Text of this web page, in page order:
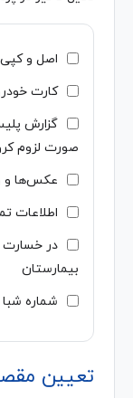
اصل و
کارت
گزارش
صورت لزوم
عکس‌ها و
اطلاعات
در خسارت
بیمارستان
شماره
تعیین